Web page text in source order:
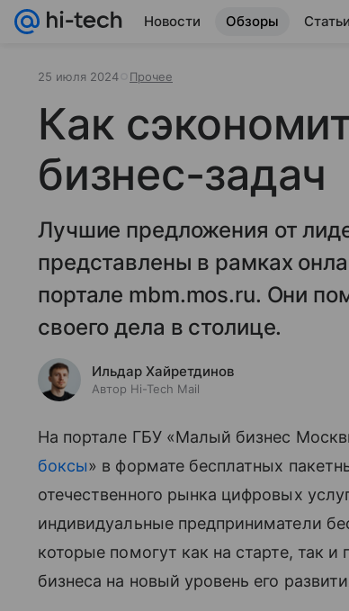
Новости Обзоры Статьи
25 июля 2024 Прочее
Как
бизнес-задач
Лучшие предложения от
представлены в рамках
портале mbm.mos.ru. Они
своего дела в столице.
Ильдар Хайретдинов
Автор Hi-Tech Mail
На портале ГБУ «Малый бизнес
боксы» в формате бесплатных
отечественного рынка цифровых
индивидуальные предприниматели
которые помогут как на старте, так
бизнеса на новый уровень его